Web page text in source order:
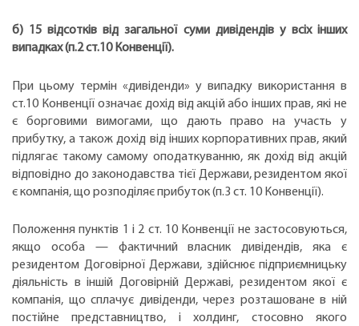
б) 15 відсотків від загальної суми дивідендів у всіх інших
випадках (п.2 ст.10 Конвенції).
При цьому термін «дивіденди» у випадку використання в
ст.10 Конвенції означає дохід від акцій або інших прав, які не
є борговими вимогами, що дають право на участь у
прибутку, а також дохід від інших корпоративних прав, який
підлягає такому самому оподаткуванню, як дохід від акцій
відповідно до законодавства тієї Держави, резидентом якої
є компанія, що розподіляє прибуток (п.3 ст. 10 Конвенції).
Положення пунктів 1 і 2 ст. 10 Конвенції не застосовуються,
якщо особа — фактичний власник дивідендів, яка є
резидентом Договірної Держави, здійснює підприємницьку
діяльність в іншій Договірній Державі, резидентом якої є
компанія, що сплачує дивіденди, через розташоване в ній
постійне представництво, і холдинг, стосовно якого